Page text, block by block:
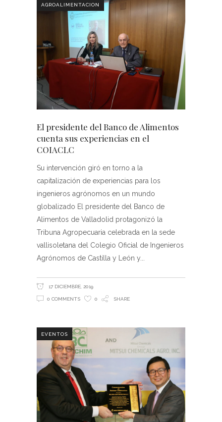
AGROALIMENTACION
El presidente del Banco de Alimentos
cuenta sus experiencias en el
COIACLC
Su intervención giró en torno a la
capitalización de experiencias para los
ingenieros agrónomos en un mundo
globalizado El presidente del Banco de
Alimentos de Valladolid protagonizó la
Tribuna Agropecuaria celebrada en la sede
vallisoletana del Colegio Oficial de Ingenieros
Agrónomos de Castilla y León y
17 DICIEMBRE, 2019
0 COMMENTS 0 SHARE
EVENTOS